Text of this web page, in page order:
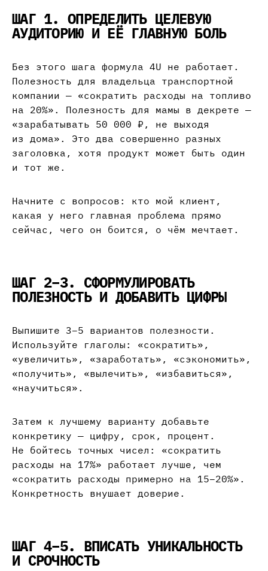
ШАГ 1. ОПРЕДЕЛИТЬ ЦЕЛЕВУЮ
АУДИТОРИЮ И ЕЁ ГЛАВНУЮ БОЛЬ
Без этого шага формула 4U не работает.
Полезность для владельца транспортной
компании — «сократить расходы на топливо
на 20%». Полезность для мамы в декрете —
«зарабатывать 50 000 ₽, не выходя
из дома». Это два совершенно разных
заголовка, хотя продукт может быть один
и тот же.
Начните с вопросов: кто мой клиент,
какая у него главная проблема прямо
сейчас, чего он боится, о чём мечтает.
ШАГ 2–3. СФОРМУЛИРОВАТЬ
ПОЛЕЗНОСТЬ И ДОБАВИТЬ ЦИФРЫ
Выпишите 3–5 вариантов полезности.
Используйте глаголы: «сократить»,
«увеличить», «заработать», «сэкономить»,
«получить», «вылечить», «избавиться»,
«научиться».
Затем к лучшему варианту добавьте
конкретику — цифру, срок, процент.
Не бойтесь точных чисел: «сократить
расходы на 17%» работает лучше, чем
«сократить расходы примерно на 15–20%».
Конкретность внушает доверие.
ШАГ 4–5. ВПИСАТЬ УНИКАЛЬНОСТЬ
И СРОЧНОСТЬ